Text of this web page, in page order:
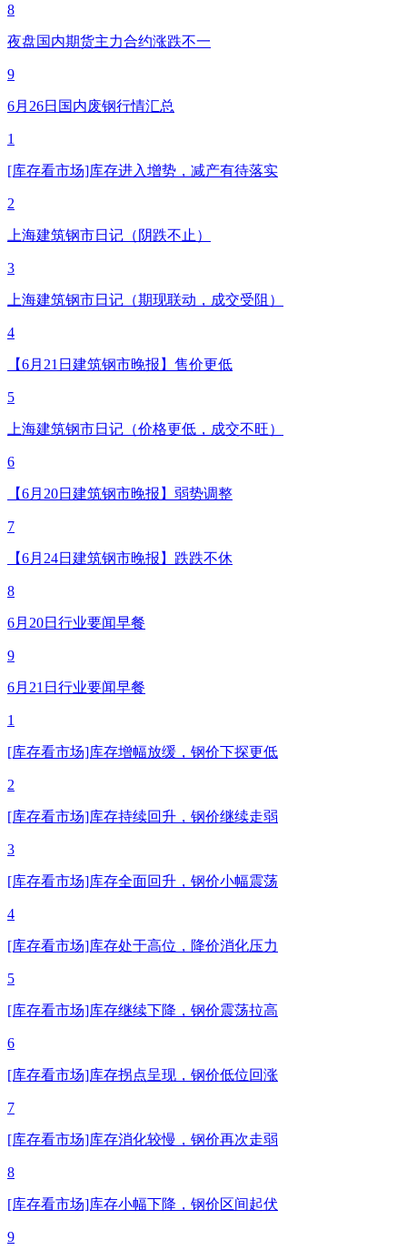
8
夜盘国内期货主力合约涨跌不一
9
6月26日国内废钢行情汇总
1
[库存看市场]库存进入增势，减产有待落实
2
上海建筑钢市日记（阴跌不止）
3
上海建筑钢市日记（期现联动，成交受阻）
4
【6月21日建筑钢市晚报】售价更低
5
上海建筑钢市日记（价格更低，成交不旺）
6
【6月20日建筑钢市晚报】弱势调整
7
【6月24日建筑钢市晚报】跌跌不休
8
6月20日行业要闻早餐
9
6月21日行业要闻早餐
1
[库存看市场]库存增幅放缓，钢价下探更低
2
[库存看市场]库存持续回升，钢价继续走弱
3
[库存看市场]库存全面回升，钢价小幅震荡
4
[库存看市场]库存处于高位，降价消化压力
5
[库存看市场]库存继续下降，钢价震荡拉高
6
[库存看市场]库存拐点呈现，钢价低位回涨
7
[库存看市场]库存消化较慢，钢价再次走弱
8
[库存看市场]库存小幅下降，钢价区间起伏
9